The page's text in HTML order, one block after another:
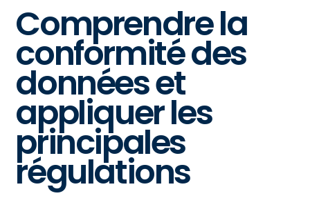
Comprendre la
conformité des
données et
appliquer les
principales
régulations